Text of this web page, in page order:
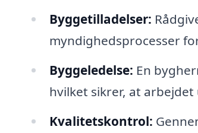
Byggetilladelser:
myndighedsprocesser
Byggeledelse: En
hvilket sikrer, at
Kvalitetskontrol: